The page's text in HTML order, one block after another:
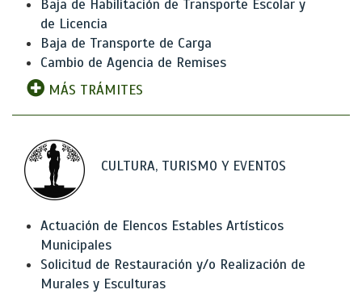
Baja de Habilitación de Transporte Escolar y
de Licencia
Baja de Transporte de Carga
Cambio de Agencia de Remises
MÁS TRÁMITES
CULTURA, TURISMO Y EVENTOS
Actuación de Elencos Estables Artísticos
Municipales
Solicitud de Restauración y/o Realización de
Murales y Esculturas